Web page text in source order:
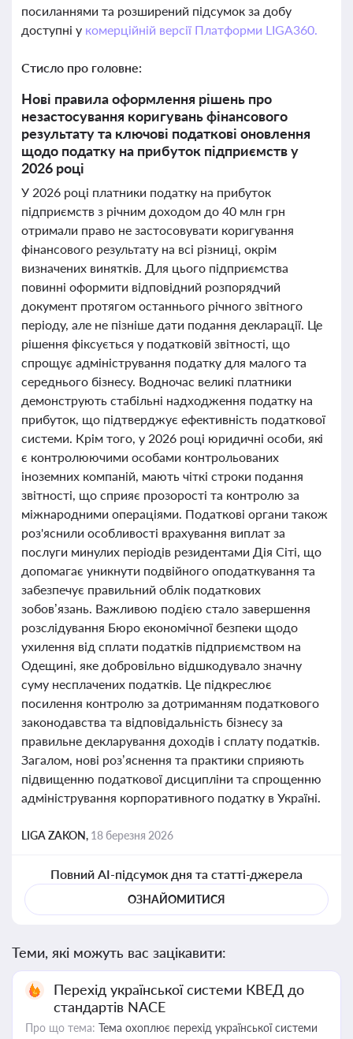
посиланнями та розширений підсумок за добу
доступні у комерційній версії Платформи LIGA360.
Стисло про головне:
Нові правила оформлення рішень про
незастосування коригувань фінансового
результату та ключові податкові оновлення
щодо податку на прибуток підприємств у
2026 році
У 2026 році платники податку на прибуток
підприємств з річним доходом до 40 млн грн
отримали право не застосовувати коригування
фінансового результату на всі різниці, окрім
визначених винятків. Для цього підприємства
повинні оформити відповідний розпорядчий
документ протягом останнього річного звітного
періоду, але не пізніше дати подання декларації. Це
рішення фіксується у податковій звітності, що
спрощує адміністрування податку для малого та
середнього бізнесу. Водночас великі платники
демонструють стабільні надходження податку на
прибуток, що підтверджує ефективність податкової
системи. Крім того, у 2026 році юридичні особи, які
є контролюючими особами контрольованих
іноземних компаній, мають чіткі строки подання
звітності, що сприяє прозорості та контролю за
міжнародними операціями. Податкові органи також
роз'яснили особливості врахування виплат за
послуги минулих періодів резидентами Дія Сіті, що
допомагає уникнути подвійного оподаткування та
забезпечує правильний облік податкових
зобов’язань. Важливою подією стало завершення
розслідування Бюро економічної безпеки щодо
ухилення від сплати податків підприємством на
Одещині, яке добровільно відшкодувало значну
суму несплачених податків. Це підкреслює
посилення контролю за дотриманням податкового
законодавства та відповідальність бізнесу за
правильне декларування доходів і сплату податків.
Загалом, нові роз’яснення та практики сприяють
підвищенню податкової дисципліни та спрощенню
адміністрування корпоративного податку в Україні.
LIGA ZAKON, 18 березня 2026
Повний AI-підсумок дня та статті-джерела
ОЗНАЙОМИТИСЯ
Теми, які можуть вас зацікавити:
Перехід української системи КВЕД до
стандартів NACE
Про що тема: Тема охоплює перехід української системи